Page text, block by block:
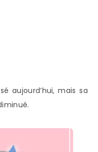
aujourd’hui, mais sa